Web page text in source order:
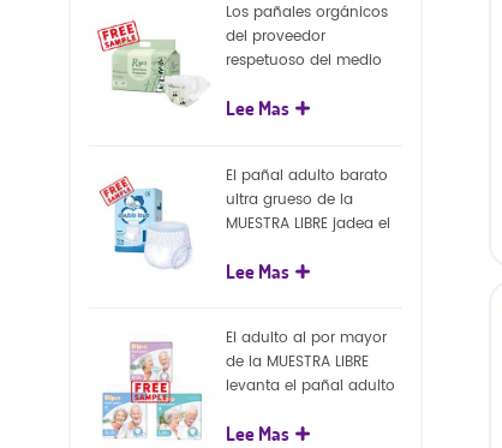
Los pañales orgánicos
del proveedor
respetuoso del medio
llegada venden al por
de la naturaleza
Lee Mas
El pañal adulto barato
ultra grueso de la
MUESTRA LIBRE jadea el
para el adulto
Lee Mas
El adulto al por mayor
de la MUESTRA LIBRE
levanta el pañal adulto
pantalones del pañal
Lee Mas